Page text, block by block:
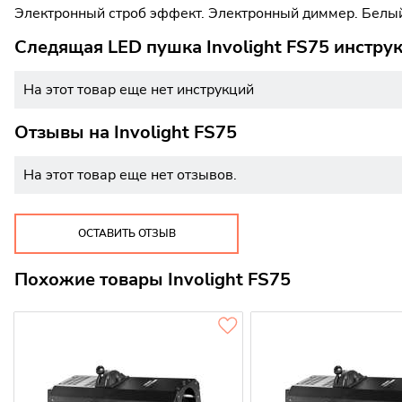
Электронный строб эффект. Электронный диммер.
Следящая LED пушка Involight FS75
На этот товар еще нет инструкций
Отзывы на Involight FS75
На этот товар еще нет отзывов.
ОСТАВИТЬ ОТЗЫВ
Похожие товары Involight FS75